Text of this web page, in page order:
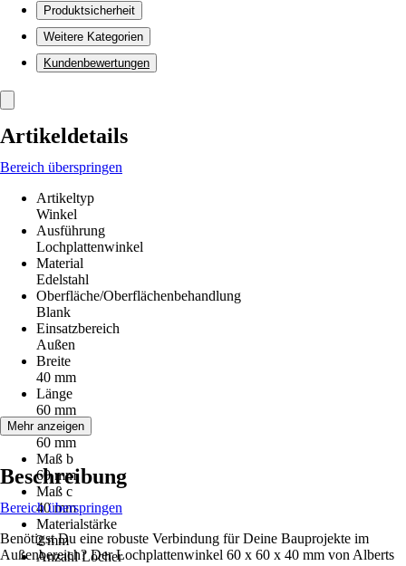
Produktsicherheit
Weitere Kategorien
Kundenbewertungen
Artikeldetails
Bereich überspringen
Artikeltyp
Winkel
Ausführung
Lochplattenwinkel
Material
Edelstahl
Oberfläche/Oberflächenbehandlung
Blank
Einsatzbereich
Außen
Breite
40 mm
Länge
60 mm
Maß a
60 mm
Maß b
60 mm
Maß c
40 mm
Materialstärke
2 mm
Anzahl Löcher
Mehr anzeigen
Beschreibung
Bereich überspringen
Benötigst Du eine robuste Verbindung für Deine Bauprojekte im
Außenbereich? Der Lochplattenwinkel 60 x 60 x 40 mm von Alberts